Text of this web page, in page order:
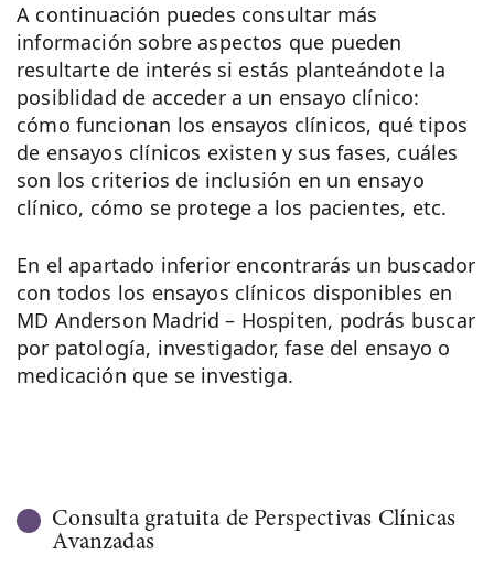
A continuación puedes consultar más
información sobre aspectos que pueden
resultarte de interés si estás planteándote la
posiblidad de acceder a un ensayo clínico:
cómo funcionan los ensayos clínicos, qué tipos
de ensayos clínicos existen y sus fases, cuáles
son los criterios de inclusión en un ensayo
clínico, cómo se protege a los pacientes, etc.
En el apartado inferior encontrarás un buscador
con todos los ensayos clínicos disponibles en
MD Anderson Madrid – Hospiten, podrás buscar
por patología, investigador, fase del ensayo o
medicación que se investiga.
Consulta gratuita de Perspectivas Clínicas
Avanzadas